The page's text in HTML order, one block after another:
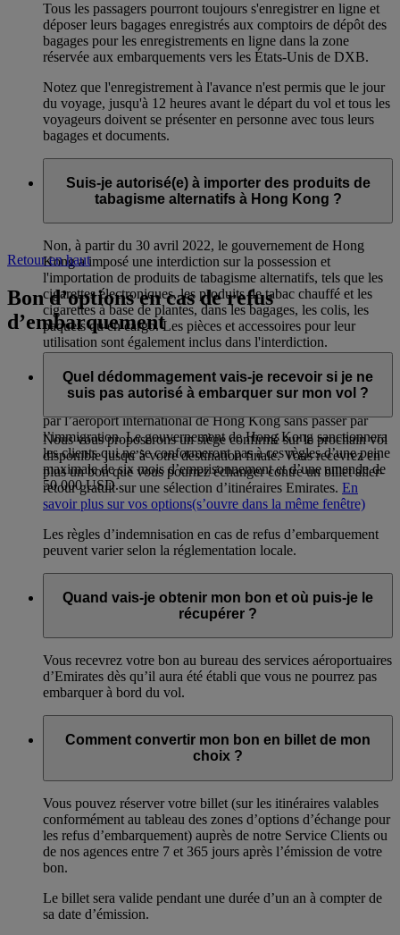
Tous les passagers pourront toujours s'enregistrer en ligne et
déposer leurs bagages enregistrés aux comptoirs de dépôt des
bagages pour les enregistrements en ligne dans la zone
réservée aux embarquements vers les États-Unis de DXB.
Notez que l'enregistrement à l'avance n'est permis que le jour
du voyage, jusqu'à 12 heures avant le départ du vol et tous les
voyageurs doivent se présenter en personne avec tous leurs
bagages et documents.
Suis-je autorisé(e) à importer des produits de
tabagisme alternatifs à Hong Kong ?
Non, à partir du 30 avril 2022, le gouvernement de Hong
Kong a imposé une interdiction sur la possession et
l'importation de produits de tabagisme alternatifs, tels que les
cigarettes électroniques, les produits de tabac chauffé et les
cigarettes à base de plantes, dans les bagages, les colis, les
paquets ou en cargo. Les pièces et accessoires pour leur
utilisation sont également inclus dans l'interdiction.
L’interdiction ne s’applique pas aux médicaments approuvés
par l’Ordonnance des produits pharmaceutiques et substances
vénéneuses, ni aux passagers en correspondance qui transitent
par l’aéroport international de Hong Kong sans passer par
l’immigration. Le gouvernement de Hong Kong sanctionnera
les clients qui ne se conformeront pas à ces règles d’une peine
maximale de six mois d’emprisonnement et d’une amende de
50 000 USD.
Retour en haut
Bon d’options en cas de refus
d’embarquement
Quel dédommagement vais-je recevoir si je ne
suis pas autorisé à embarquer sur mon vol ?
Nous vous proposerons un siège confirmé sur le prochain vol
disponible jusqu’à votre destination finale. Vous recevrez en
plus un bon que vous pourrez échanger contre un billet aller-
retour gratuit sur une sélection d’itinéraires Emirates. En
savoir plus sur vos options(s’ouvre dans la même fenêtre)
Les règles d’indemnisation en cas de refus d’embarquement
peuvent varier selon la réglementation locale.
Quand vais-je obtenir mon bon et où puis-je le
récupérer ?
Vous recevrez votre bon au bureau des services aéroportuaires
d’Emirates dès qu’il aura été établi que vous ne pourrez pas
embarquer à bord du vol.
Comment convertir mon bon en billet de mon
choix ?
Vous pouvez réserver votre billet (sur les itinéraires valables
conformément au tableau des zones d’options d’échange pour
les refus d’embarquement) auprès de notre Service Clients ou
de nos agences entre 7 et 365 jours après l’émission de votre
bon.
Le billet sera valide pendant une durée d’un an à compter de
sa date d’émission.